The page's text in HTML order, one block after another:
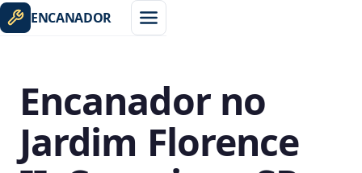
ENCANADOR
Encanador no
Jardim Florence